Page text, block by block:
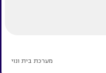
מערכת בית ונוי